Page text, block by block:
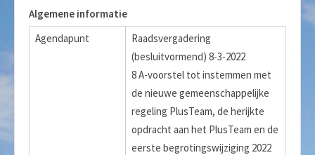
Algemene informatie
Agendapunt
Raadsvergadering
(besluitvormend) 8-3-2022
8 A-voorstel tot instemmen met
de nieuwe gemeenschappelijke
regeling PlusTeam, de herijkte
opdracht aan het PlusTeam en de
eerste begrotingswijziging 2022